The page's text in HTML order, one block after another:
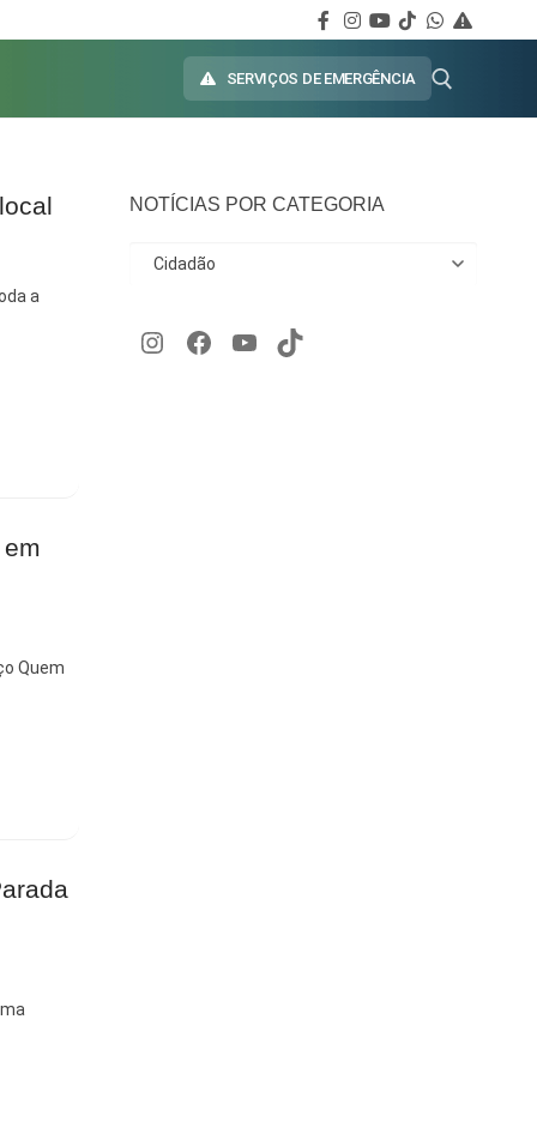
SERVIÇOS DE EMERGÊNCIA
a
Quem
NOTÍCIAS POR CATEGORIA